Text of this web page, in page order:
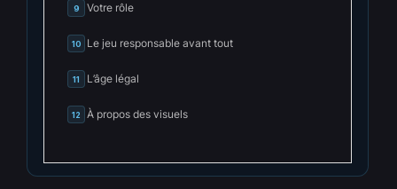
9 Votre rôle
10 Le jeu responsable avant tout
11 L’âge légal
12 À propos des visuels